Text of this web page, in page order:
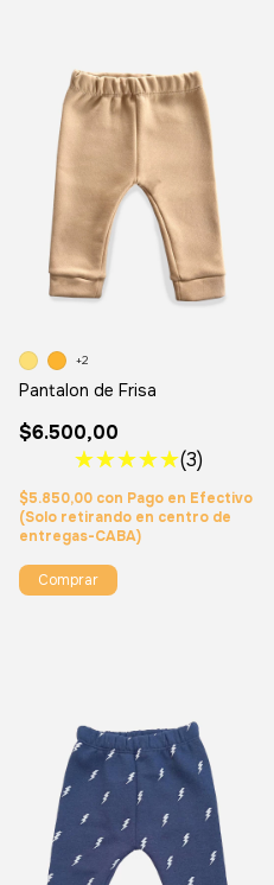
Pantalon de Frisa
$6.500,00
(3)
$5.850,00 con Pago en Efectivo
(Solo retirando en centro de
entregas-CABA)
+2
Comprar